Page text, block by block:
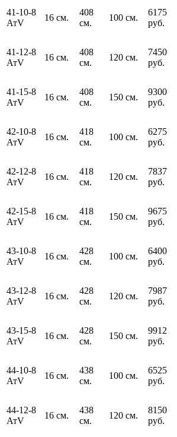
41-10-8
АтV
16 см.
408
см.
100 см.
6175
руб.
41-12-8
АтV
16 см.
408
см.
120 см.
7450
руб.
41-15-8
АтV
16 см.
408
см.
150 см.
9300
руб.
42-10-8
АтV
16 см.
418
см.
100 см.
6275
руб.
42-12-8
АтV
16 см.
418
см.
120 см.
7837
руб.
42-15-8
АтV
16 см.
418
см.
150 см.
9675
руб.
43-10-8
АтV
16 см.
428
см.
100 см.
6400
руб.
43-12-8
АтV
16 см.
428
см.
120 см.
7987
руб.
43-15-8
АтV
16 см.
428
см.
150 см.
9912
руб.
44-10-8
АтV
16 см.
438
см.
100 см.
6525
руб.
44-12-8
АтV
16 см.
438
см.
120 см.
8150
руб.